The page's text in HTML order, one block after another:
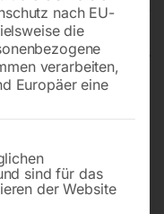
Düsenkopf
nach EU-
die
verarbeiten,
Europäer eine
für die eine
sind für das
der Website